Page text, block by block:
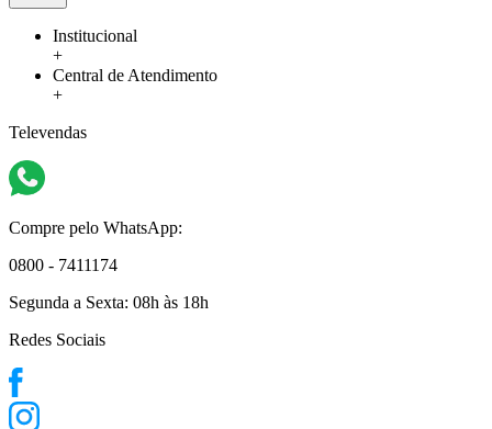
Institucional
+
Central de Atendimento
+
Televendas
Compre pelo WhatsApp:
0800 - 7411174
Segunda a Sexta: 08h às 18h
Redes Sociais